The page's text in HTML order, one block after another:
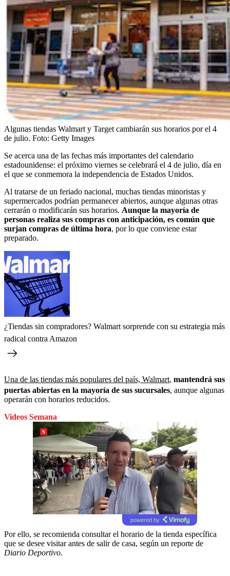
Algunas tiendas Walmart y Target cambiarán sus horarios por el 4
de julio. Foto: Getty Images
Se acerca una de las fechas más importantes del calendario
estadounidense: el próximo viernes se celebrará el 4 de julio, día en
el que se conmemora la independencia de Estados Unidos.
Al tratarse de un feriado nacional, muchas tiendas minoristas y
supermercados podrían permanecer abiertos, aunque algunas otras
cerrarán o modificarán sus horarios. Aunque la mayoría de
personas realiza sus compras con anticipación, es común que
surjan compras de última hora, por lo que conviene estar
preparado.
¿Tiendas sin compradores? Walmart sorprende con su estrategia más
radical contra Amazon
Una de las tiendas más populares del país, Walmart, mantendrá sus
puertas abiertas en la mayoría de sus sucursales, aunque algunas
operarán con horarios reducidos.
Videos Semana
powered by
Por ello, se recomienda consultar el horario de la tienda específica
que se desee visitar antes de salir de casa, según un reporte de
Diario Deportivo.